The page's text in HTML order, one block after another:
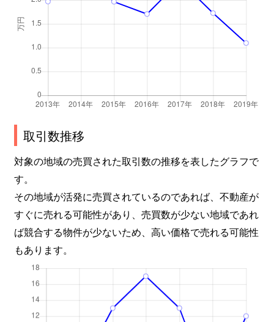
取引数推移
対象の地域の売買された取引数の推移を表したグラフで
す。
その地域が活発に売買されているのであれば、不動産が
すぐに売れる可能性があり、売買数が少ない地域であれ
ば競合する物件が少ないため、高い価格で売れる可能性
もあります。